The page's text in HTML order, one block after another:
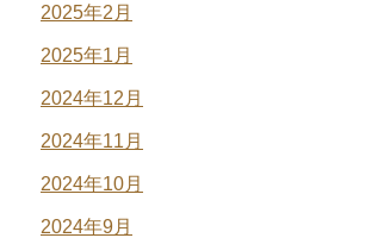
2025年2月
2025年1月
2024年12月
2024年11月
2024年10月
2024年9月